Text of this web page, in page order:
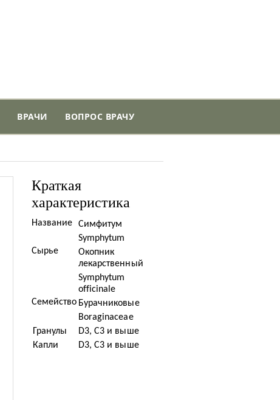
ВРАЧИ ВОПРОС ВРАЧУ
Краткая
характеристика
Название
Симфитум
Symphytum
Сырье
Окопник
лекарственный
Symphytum
officinale
Семейство Бурачниковые
Boraginaceae
Гранулы
D3, C3 и выше
Капли
D3, C3 и выше